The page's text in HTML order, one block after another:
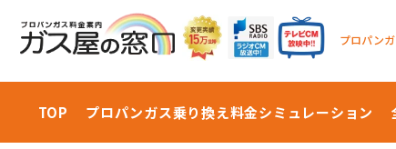
プロパン
TOP プロパンガス乗り換え料金シミュレーション